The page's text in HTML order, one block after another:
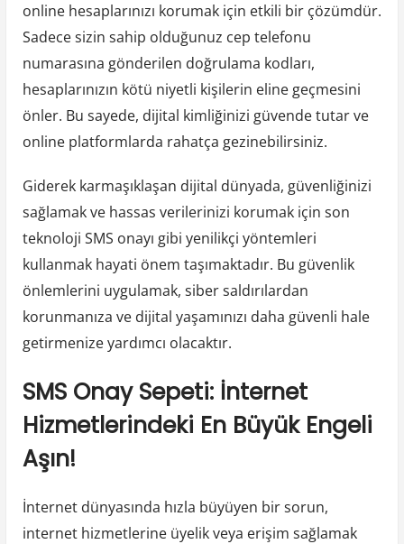
online hesaplarınızı korumak için etkili bir çözümdür.
Sadece sizin sahip olduğunuz cep telefonu
numarasına gönderilen doğrulama kodları,
hesaplarınızın kötü niyetli kişilerin eline geçmesini
önler. Bu sayede, dijital kimliğinizi güvende tutar ve
online platformlarda rahatça gezinebilirsiniz.
Giderek karmaşıklaşan dijital dünyada, güvenliğinizi
sağlamak ve hassas verilerinizi korumak için son
teknoloji SMS onayı gibi yenilikçi yöntemleri
kullanmak hayati önem taşımaktadır. Bu güvenlik
önlemlerini uygulamak, siber saldırılardan
korunmanıza ve dijital yaşamınızı daha güvenli hale
getirmenize yardımcı olacaktır.
SMS Onay Sepeti: İnternet
Hizmetlerindeki En Büyük Engeli
Aşın!
İnternet dünyasında hızla büyüyen bir sorun,
internet hizmetlerine üyelik veya erişim sağlamak